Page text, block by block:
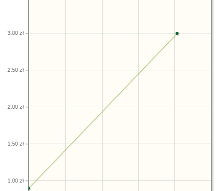
1.00 zł
1.50 zł
2.00 zł
2.50 zł
3.00 zł